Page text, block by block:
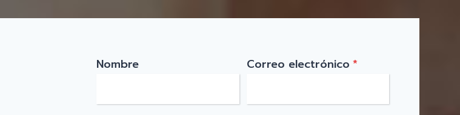
Nombre Correo electrónico *